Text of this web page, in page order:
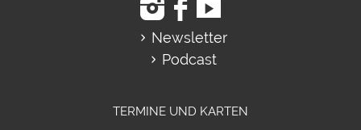
Newsletter
Podcast
TERMINE UND KARTEN